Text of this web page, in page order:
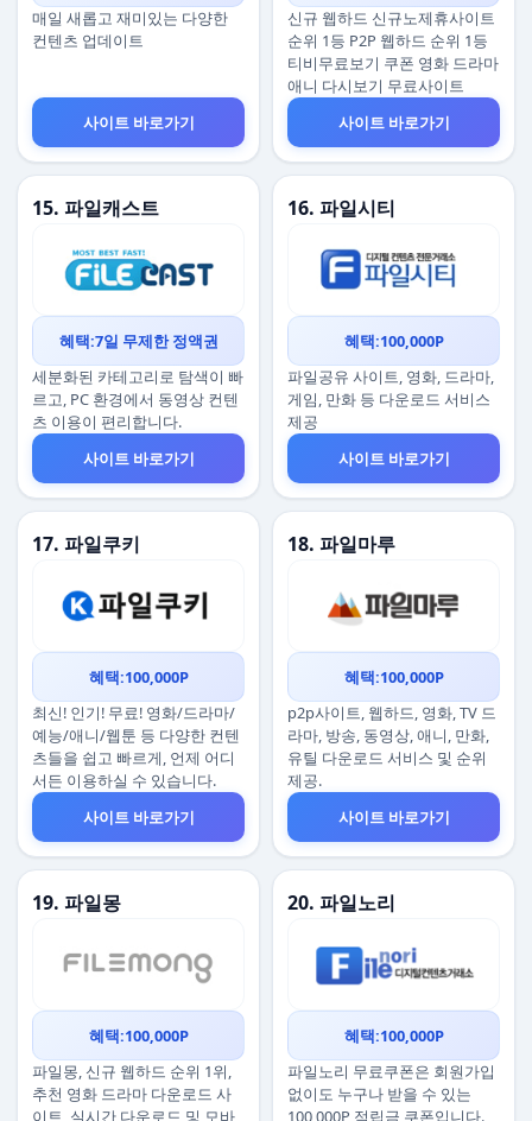
매일 새롭고 재미있는 다양한
컨텐츠 업데이트
사이트 바로가기
신규 웹하드 신규노제휴사이트
순위 1등 P2P 웹하드 순위 1등
티비무료보기 쿠폰 영화 드라마
애니 다시보기 무료사이트
사이트 바로가기
15. 파일캐스트
혜택:7일 무제한 정액권
세분화된 카테고리로 탐색이 빠
르고, PC 환경에서 동영상 컨텐
츠 이용이 편리합니다.
사이트 바로가기
16. 파일시티
혜택:100,000P
파일공유 사이트, 영화, 드라마,
게임, 만화 등 다운로드 서비스
제공
사이트 바로가기
17. 파일쿠키
혜택:100,000P
최신! 인기! 무료! 영화/드라마/
예능/애니/웹툰 등 다양한 컨텐
츠들을 쉽고 빠르게, 언제 어디
서든 이용하실 수 있습니다.
사이트 바로가기
18. 파일마루
혜택:100,000P
p2p사이트, 웹하드, 영화, TV 드
라마, 방송, 동영상, 애니, 만화,
유틸 다운로드 서비스 및 순위
제공.
사이트 바로가기
19. 파일몽
혜택:100,000P
파일몽, 신규 웹하드 순위 1위,
추천 영화 드라마 다운로드 사
이트, 실시간 다운로드 및 모바
20. 파일노리
혜택:100,000P
파일노리 무료쿠폰은 회원가입
없이도 누구나 받을 수 있는
100,000P 적립금 쿠폰입니다.